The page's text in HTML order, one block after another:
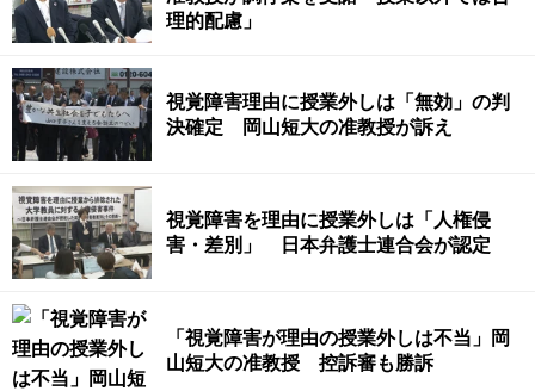
理的配慮」
視覚障害理由に授業外しは「無効」の判
決確定 岡山短大の准教授が訴え
視覚障害を理由に授業外しは「人権侵
害・差別」 日本弁護士連合会が認定
「視覚障害が理由の授業外しは不当」岡
山短大の准教授 控訴審も勝訴